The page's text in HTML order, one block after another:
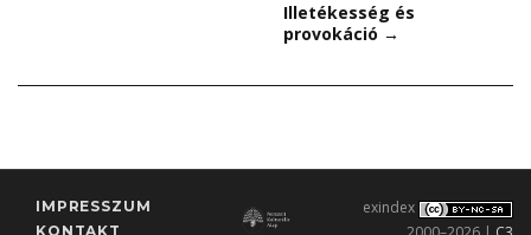
Illetékesség és
provokáció →
IMPRESSZUM
KONTAKT
exindex